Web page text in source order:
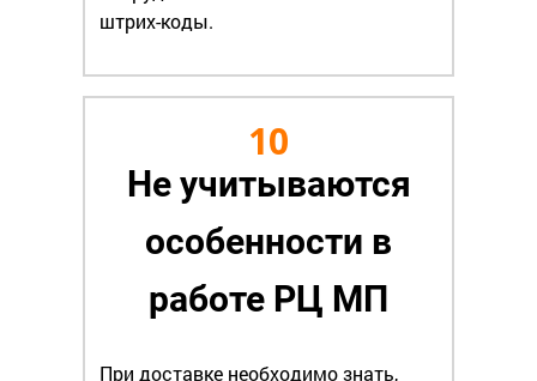
штрих-коды.
10
Не учитываются
особенности в
работе РЦ МП
При доставке необходимо знать,